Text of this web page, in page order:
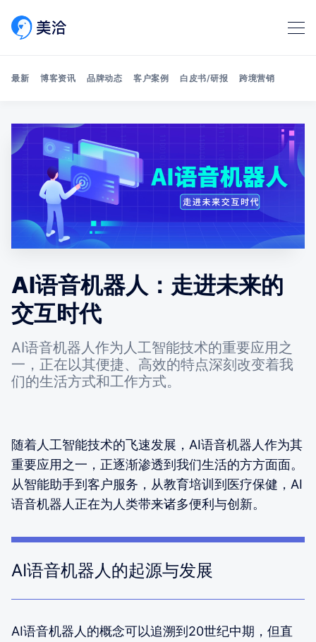
Search 美洽博客
最新 博客资讯 品牌动态 客户案例 白皮书/研报 跨境营销
AI语音机器人：走进未来的
交互时代
AI语音机器人作为人工智能技术的重要应用之
一，正在以其便捷、高效的特点深刻改变着我
们的生活方式和工作方式。
随着人工智能技术的飞速发展，AI语音机器人作为其
重要应用之一，正逐渐渗透到我们生活的方方面面。
从智能助手到客户服务，从教育培训到医疗保健，AI
语音机器人正在为人类带来诸多便利与创新。
AI语音机器人的起源与发展
AI语音机器人的概念可以追溯到20世纪中期，但直